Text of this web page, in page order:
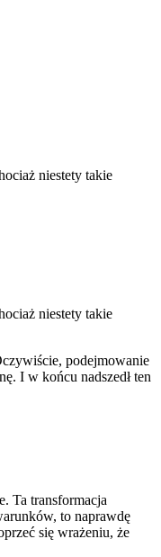
niestety takie
niestety takie
podejmowanie
I w końcu nadszedł ten
Ta transformacja
to naprawdę
się wrażeniu, że